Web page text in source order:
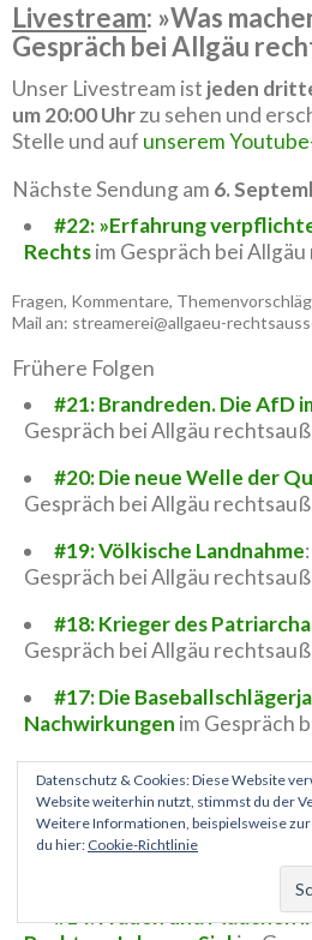
Livestream: »Was
Gespräch bei Allgäu
Unser Livestream ist jeden
um 20:00 Uhrzu sehen und
Stelle und auf unserem
Nächste Sendung am 6.
#22: »Erfahrung
Rechtsim Gespräch bei
Fragen, Kommentare,
Mail an: streamerei@allgaeu-
Frühere Folgen
#21: Brandreden. Die AfD
Gespräch bei Allgäu
#20: Die neue Welle der
Gespräch bei Allgäu
#19: Völkische Landnahme
Gespräch bei Allgäu
#18: Krieger des
Gespräch bei Allgäu
#17: Die
Nachwirkungen im Gespräch
#16: 20 Jahre Voice of
Allgäu rechtsaußen
#15: Polizei extrem: Aiko
#14: Frauen und Mädchen
Datenschutz & Cookies: Diese Website
Website weiterhin nutzt, stimmst du der
Weitere Informationen, beispielsweise
du hier: Cookie-Richtlinie